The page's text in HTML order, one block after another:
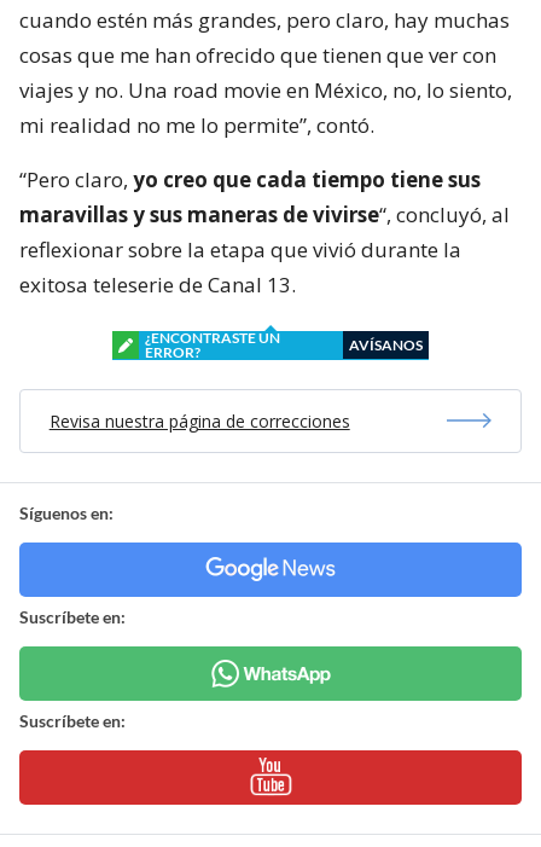
cuando estén más grandes, pero claro, hay muchas
cosas que me han ofrecido que tienen que ver con
viajes y no. Una road movie en México, no, lo siento,
mi realidad no me lo permite”, contó.
“Pero claro, yo creo que cada tiempo tiene sus
maravillas y sus maneras de vivirse“, concluyó, al
reflexionar sobre la etapa que vivió durante la
exitosa teleserie de Canal 13.
¿ENCONTRASTE UN
ERROR?
AVÍSANOS
Revisa nuestra página de correcciones
Síguenos en:
Suscríbete en:
Suscríbete en: